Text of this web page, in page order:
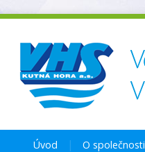
Úvod O společnosti